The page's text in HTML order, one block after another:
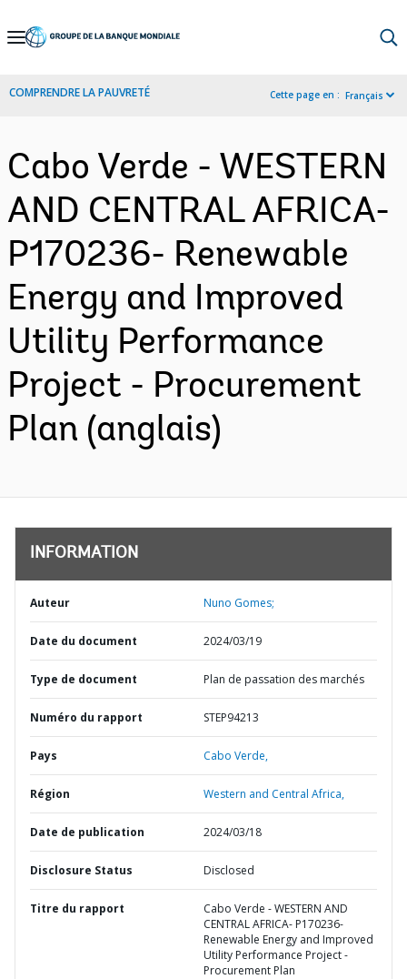
Skip
Navigation
COMPRENDRE LA PAUVRETÉ Cette page en : Français
Cabo Verde - WESTERN
AND CENTRAL AFRICA-
P170236- Renewable
Energy and Improved
Utility Performance
Project - Procurement
Plan (anglais)
INFORMATION
Auteur Nuno Gomes;
Date du document 2024/03/19
Type de document Plan de passation des marchés
Numéro du rapport STEP94213
Pays Cabo Verde,
Région Western and Central Africa,
Date de publication 2024/03/18
Disclosure Status Disclosed
Titre du rapport
Cabo Verde - WESTERN AND
CENTRAL AFRICA- P170236-
Renewable Energy and Improved
Utility Performance Project -
Procurement Plan